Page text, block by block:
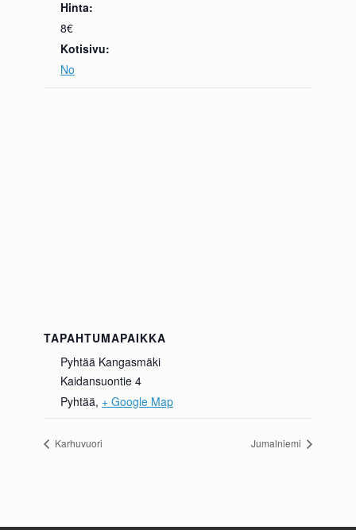
Hinta:
8€
Kotisivu:
No
TAPAHTUMAPAIKKA
Pyhtää Kangasmäki
Kaidansuontie 4
Pyhtää, + Google Map
Karhuvuori Jumalniemi